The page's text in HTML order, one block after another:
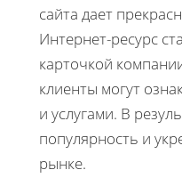
сайта дает
Интернет-ресурс
карточкой
клиенты могут
и услугами. В
популярность и
рынке.